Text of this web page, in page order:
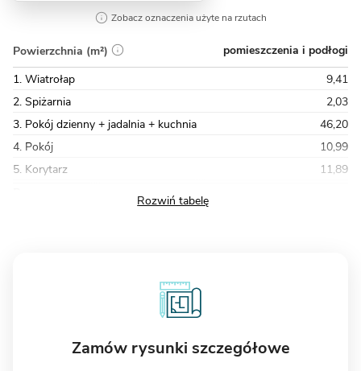
Zobacz oznaczenia użyte na rzutach
Powierzchnia (m²)
pomieszczenia i podłogi
1. Wiatrołap
9,41
2. Spiżarnia
2,03
3. Pokój dzienny + jadalnia + kuchnia
46,20
4. Pokój
10,99
5. Korytarz
11,89
Zamów rysunki szczegółowe